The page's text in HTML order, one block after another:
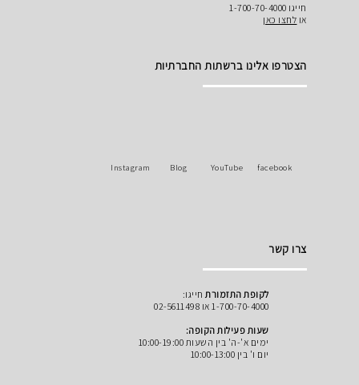
לחצו כאן
הצטרפו אלינו ברשתות החברתיות
YouTube
Blog
Instagram
לקופת התזמורתחייגו:
1-700-70-4000 או 02-5611498
שעות פעילות הקופה:
ימים א'-ה' בין השעות 10:00-19:00